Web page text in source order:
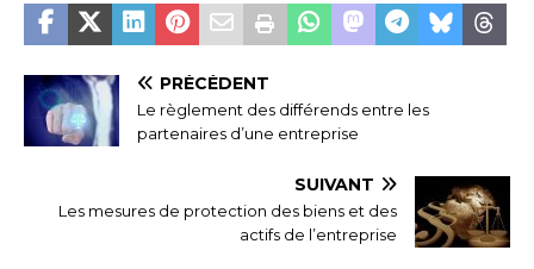
PRÉCÉDENT
Le règlement des différends entre les
partenaires d’une entreprise
SUIVANT
Les mesures de protection des biens et des
actifs de l’entreprise